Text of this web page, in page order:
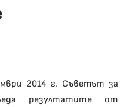
2014 г. Съветът за
резултатите от